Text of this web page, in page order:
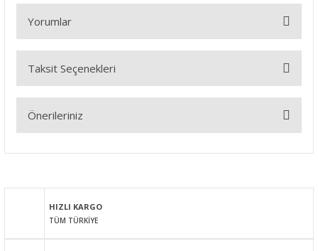
Yorumlar
Bu ürüne ilk yorumu siz yapın!
Taksit Seçenekleri
Önerileriniz
Görüş ve önerileriniz için teşekkür ederiz.
Ürün resmi kalitesiz, bozuk veya görüntülenemiyor.
HIZLI KARGO
TÜM TÜRKİYE